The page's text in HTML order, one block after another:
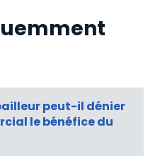
peut-il dénier
le bénéfice du